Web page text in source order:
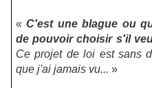
«C'est une blague ou
de pouvoir choisir s'il
Ce projet de loi est sans
que j'ai jamais vu... »